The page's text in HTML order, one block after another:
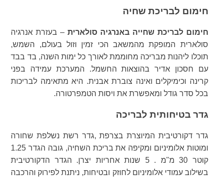
חימום לבריכת שחיה
חימום לבריכת שחייה באנרגיה סולארית– בעזרת אנרגיה
סולארית המופקת מהמשאב הכי זמין וזול בעולם, השמש,
תוכלו ליהנות מבריכה מחוממת לאורך כל ימות השנה, בד בבד
עם חסכון אדיר בהוצאות החשמל. המערכת עמידה בפני
קרינה וכימיקלים ואינה צוברת אבנית. היא מתאימה לבריכות
בכל סדר גודל ומאפשרת את ויסות הטמפרטורה.
גדר בטיחותית לבריכה
גדר דקורטיבית המיוצרת בצרפת ,גדר רשת נשלפת שחורה
ומוטות אלומיניום ומקיפה את בריכת השחיה, גובה הגדר 1.25
קוטר 30 מ"מ . 5 שנות אחריות יצרן. הגדר הדקורטיבית
בשילוב עמודי אלומיניום לחוזק ובטיחות, ניתנת לפירוק והרכבה